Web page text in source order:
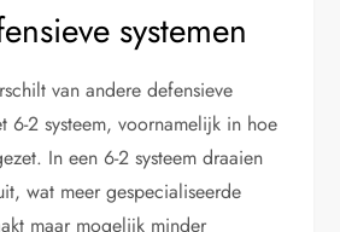
systemen
van andere defensieve
6-2 systeem, voornamelijk in hoe
In een 6-2 systeem draaien
wat meer gespecialiseerde
maar mogelijk minder